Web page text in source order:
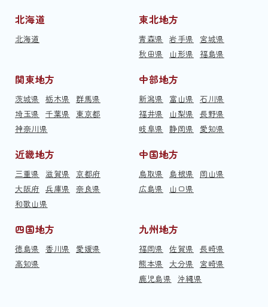
北海道
北海道
東北地方
青森県 岩手県
宮城県
秋田県
山形県 福島県
関東地方
茨城県 栃木県
群馬県
埼玉県
千葉県
東京都
神奈川県
中部地方
新潟県 富山県
石川県
福井県
山梨県
長野県
岐阜県
静岡県 愛知県
近畿地方
三重県 滋賀県
京都府
大阪府 兵庫県
奈良県
和歌山県
中国地方
鳥取県 島根県
岡山県
広島県
山口県
四国地方
徳島県 香川県
愛媛県
高知県
九州地方
福岡県 佐賀県
長崎県
熊本県
大分県
宮崎県
鹿児島県
沖縄県